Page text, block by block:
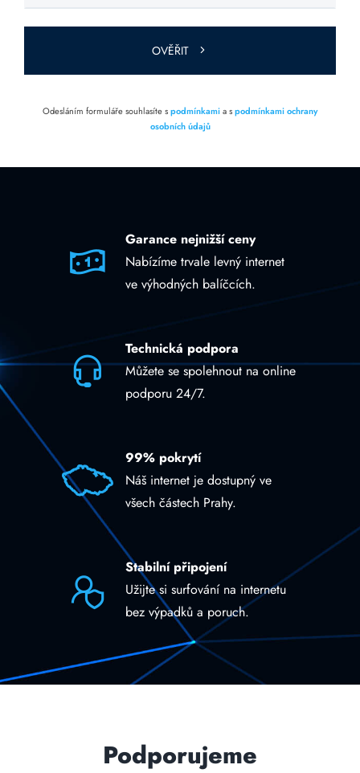
toto pole
prázdné.
OVĚŘIT
Odesláním formuláře souhlasíte spodmínkamia spodmínkami ochrany
osobních údajů
Garance nejnižší ceny
Nabízíme trvale levný internet
ve výhodných balíčcích.
Technická podpora
Můžete se spolehnout na online
podporu 24/7.
99% pokrytí
Náš internet je dostupný ve
všech částech Prahy.
Stabilní připojení
Užijte si surfování na internetu
bez výpadků a poruch.
Podporujeme